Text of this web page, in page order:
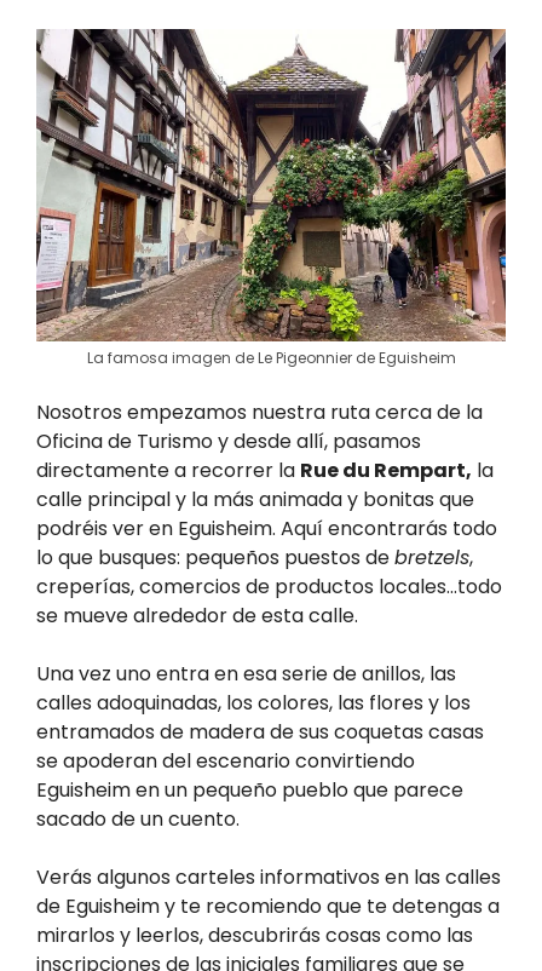
La famosa imagen de Le Pigeonnier de Eguisheim
Nosotros empezamos nuestra ruta cerca de la
Oficina de Turismo y desde allí, pasamos
directamente a recorrer la Rue du Rempart, la
calle principal y la más animada y bonitas que
podréis ver en Eguisheim. Aquí encontrarás todo
lo que busques: pequeños puestos debretzels,
creperías, comercios de productos locales…todo
se mueve alrededor de esta calle.
Una vez uno entra en esa serie de anillos, las
calles adoquinadas, los colores, las flores y los
entramados de madera de sus coquetas casas
se apoderan del escenario convirtiendo
Eguisheim en un pequeño pueblo que parece
sacado de un cuento.
Verás algunos carteles informativos en las calles
de Eguisheim y te recomiendo que te detengas a
mirarlos y leerlos, descubrirás cosas como las
inscripciones de las iniciales familiares que se